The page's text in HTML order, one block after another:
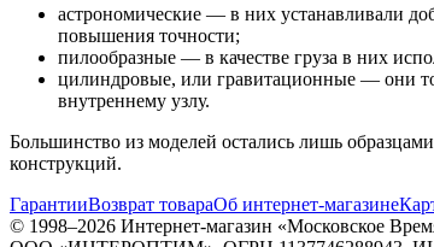
астрономические — в них устанавливали
повышения точности;
пилообразные — в качестве груза в них
цилиндровые, или гравитационные — они
внутреннему узлу.
Большинство из моделей остались лишь
конструкций.
ГарантииВозврат товараОб интернет-магазине
© 1998–2026 Интернет-магазин «Московское